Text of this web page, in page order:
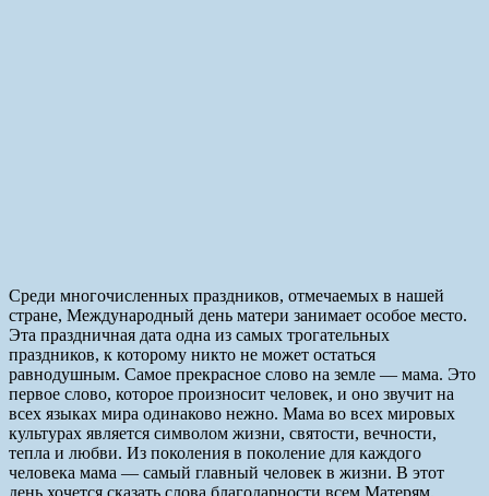
Среди многочисленных праздников, отмечаемых в нашей
стране, Международный день матери занимает особое место.
Эта праздничная дата одна из самых трогательных
праздников, к которому никто не может остаться
равнодушным. Самое прекрасное слово на земле — мама. Это
первое слово, которое произносит человек, и оно звучит на
всех языках мира одинаково нежно. Мама во всех мировых
культурах является символом жизни, святости, вечности,
тепла и любви. Из поколения в поколение для каждого
человека мама — самый главный человек в жизни. В этот
день хочется сказать слова благодарности всем Матерям,